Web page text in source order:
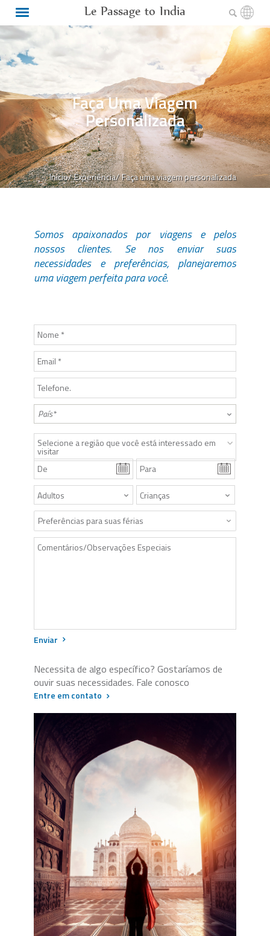
Le Passage to India
Inicio/Experiência/Faça uma viagem personalizada
Faça Uma Viagem
Personalizada
Somos apaixonados por viagens e pelos
nossos clientes. Se nos enviar suas
necessidades e preferências, planejaremos
uma viagem perfeita para você.
Selecione a região que você está interessado em
visitar
Preferências para suas férias
Enviar
Necessita de algo específico? Gostaríamos de
ouvir suas necessidades. Fale conosco
Entre em contato